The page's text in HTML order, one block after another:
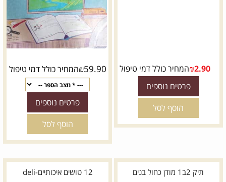
₪2.90 המחיר כולל דמי טיפול
פרטים נוספים
הוסף לסל
₪59.90 המחיר כולל דמי טיפול
פרטים נוספים
הוסף לסל
תיק 2ב1 מודן כחול בנים 12 טושים איכותיים-deli